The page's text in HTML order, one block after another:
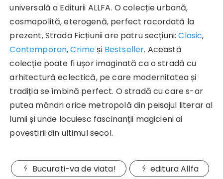
universală a Editurii ALLFA. O colecție urbană,
cosmopolită, eterogenă, perfect racordată la
prezent, Strada Ficțiunii are patru secțiuni:Clasic,
Contemporan,Crime și Bestseller. Această
colecție poate fi ușor imaginată ca o stradă cu
arhitectură eclectică, pe care modernitatea și
tradiția se îmbină perfect. O stradă cu care s-ar
putea mândri orice metropolă din peisajul literar al
lumii și unde locuiesc fascinanții magicieni ai
povestirii din ultimul secol.
Bucurati-va de viata!
editura Allfa